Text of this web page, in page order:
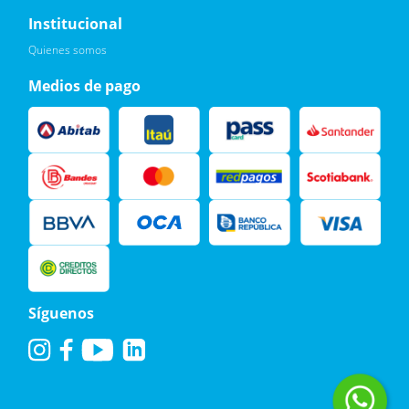
Leí, soy consciente de las condiciones para el tratamiento de
mis datos personales y doy mi consentimiento, tal y como se
Institucional
Quienes somos
Medios de pago
Síguenos